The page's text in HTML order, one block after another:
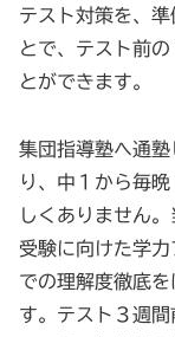
テスト対策を、
とで、テスト前
とができます。
集団指導塾へ通
り、中１から毎
しくありません
受験に向けた学
での理解度徹底
す。テスト３週